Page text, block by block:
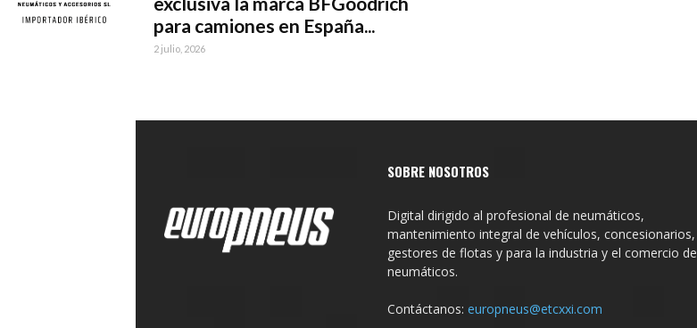
para camiones en España...
2 julio, 2026
SOBRE NOSOTROS
Digital dirigido al profesional de neumáticos,
mantenimiento integral de vehículos, concesionarios,
gestores de flotas y para la industria y el comercio de
neumáticos.
Contáctanos: europneus@etcxxi.com